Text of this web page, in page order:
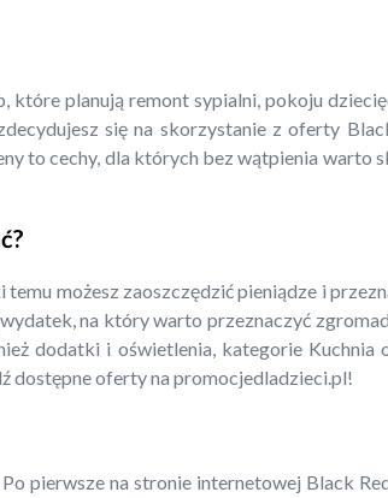
planują remont sypialni, pokoju
się na skorzystanie z oferty
to cechy, dla których bez wątpienia
możesz zaoszczędzić pieniądze i
na który warto przeznaczyć
dodatki i oświetlenia, kategorie
dostępne oferty na promocjedladzieci.pl!
pierwsze na stronie internetowej Black